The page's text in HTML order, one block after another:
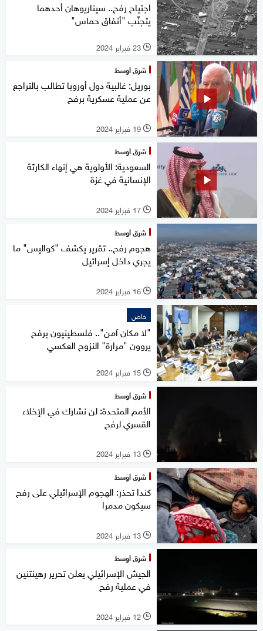
اجتياح رفح.. سيناريوهان أحدهما
يتجنّب "أنفاق حماس"
l 23 فبراير 2024
شرق أوسط
بوريل: غالبية دول أوروبا تطالب بالتراجع
عن عملية عسكرية برفح
l 19 فبراير 2024
شرق أوسط
السعودية: الأولوية هي إنهاء الكارثة
الإنسانية في غزة
l 17 فبراير 2024
شرق أوسط
هجوم رفح.. تقرير يكشف "كواليس" ما
يجري داخل إسرائيل
l 16 فبراير 2024
خاص
"لا مكان آمن".. فلسطينيون برفح
يروون "مرارة" النزوح العكسي
l 15 فبراير 2024
شرق أوسط
الأمم المتحدة: لن نشارك في الإخلاء
القسري لرفح
l 13 فبراير 2024
شرق أوسط
كندا تحذر: الهجوم الإسرائيلي على رفح
سيكون مدمرا
l 13 فبراير 2024
شرق أوسط
الجيش الإسرائيلي يعلن تحرير رهينتنين
في عملية رفح
l 12 فبراير 2024